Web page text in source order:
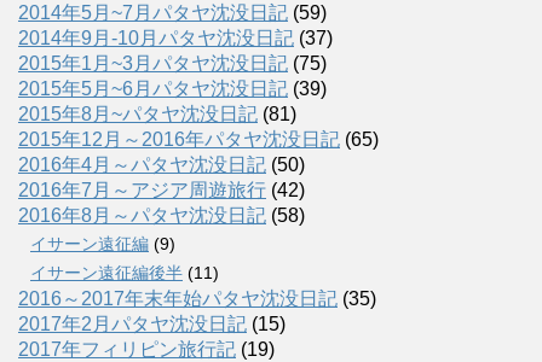
2014年5月~7月パタヤ沈没日記 (59)
2014年9月-10月パタヤ沈没日記 (37)
2015年1月~3月パタヤ沈没日記 (75)
2015年5月~6月パタヤ沈没日記 (39)
2015年8月~パタヤ沈没日記 (81)
2015年12月～2016年パタヤ沈没日記 (65)
2016年4月～パタヤ沈没日記 (50)
2016年7月～アジア周遊旅行 (42)
2016年8月～パタヤ沈没日記 (58)
イサーン遠征編 (9)
イサーン遠征編後半 (11)
2016～2017年末年始パタヤ沈没日記 (35)
2017年2月パタヤ沈没日記 (15)
2017年フィリピン旅行記 (19)